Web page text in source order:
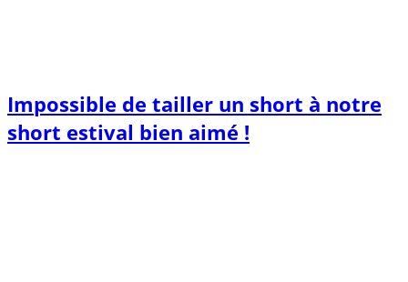
Impossible de tailler un short à notre
short estival bien aimé !